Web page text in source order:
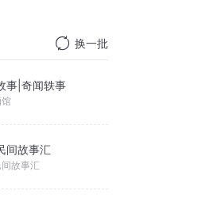
换一批
事|奇闻轶事
间故事汇
故事汇